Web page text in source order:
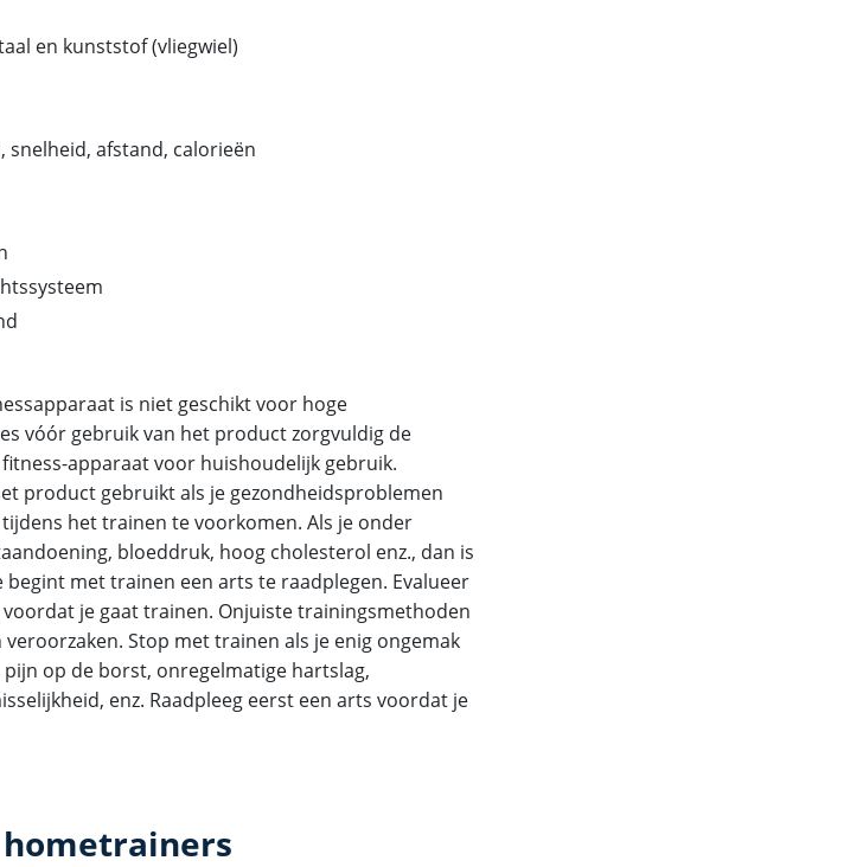
en kunststof (vliegwiel)
snelheid, afstand, calorieën
is niet geschikt voor hoge
vóór gebruik van het product zorgvuldig de
apparaat voor huishoudelijk gebruik.
product gebruikt als je gezondheidsproblemen
het trainen te voorkomen. Als je onder
bloeddruk, hoog cholesterol enz., dan is
met trainen een arts te raadplegen. Evalueer
je gaat trainen. Onjuiste trainingsmethoden
Stop met trainen als je enig ongemak
op de borst, onregelmatige hartslag,
enz. Raadpleeg eerst een arts voordat je